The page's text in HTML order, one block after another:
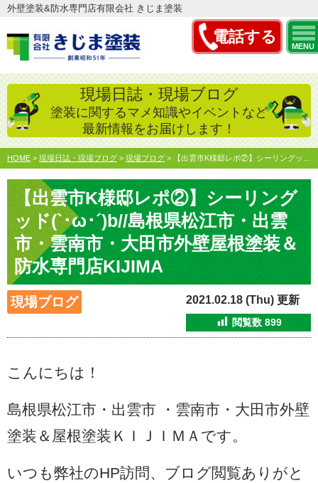
電話する
MENU
外壁塗装&防水専門店有限会社 きじま塗装
現場日誌・現場ブログ
塗装に関するマメ知識やイベントなど
最新情報をお届けします！
HOME > 現場日誌・現場ブログ > 現場ブログ > 【出雲市K様邸レポ②】シーリングッド(`･ω･´)b//島…
【出雲市K様邸レポ②】シーリング
ッド(`･ω･´)b//島根県松江市・出雲
市・雲南市・大田市外壁屋根塗装＆
防水専門店KIJIMA
現場ブログ 2021.02.18 (Thu) 更新
閲覧数 899
こんにちは！
島根県松江市・出雲市 ・雲南市・大田市外壁
塗装＆屋根塗装ＫＩＪＩＭＡです。
いつも弊社のHP訪問、ブログ閲覧ありがと